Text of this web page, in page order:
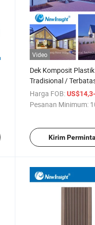
Video
Dek Komposit
Tradisional /
2004
Harga FOB:
Pesanan Minimum:
Kirim